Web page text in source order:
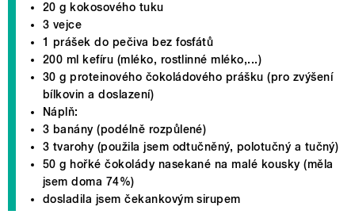
20 g kokosového tuku
3 vejce
1 prášek do pečiva bez fosfátů
200 ml kefíru (mléko, rostlinné mléko,...)
30 g proteinového čokoládového prášku (pro zvýšení
bílkovin a doslazení)
Náplň:
3 banány (podélně rozpůlené)
3 tvarohy (použila jsem odtučněný, polotučný a tučný)
50 g hořké čokolády nasekané na malé kousky (měla
jsem doma 74%)
dosladila jsem čekankovým sirupem